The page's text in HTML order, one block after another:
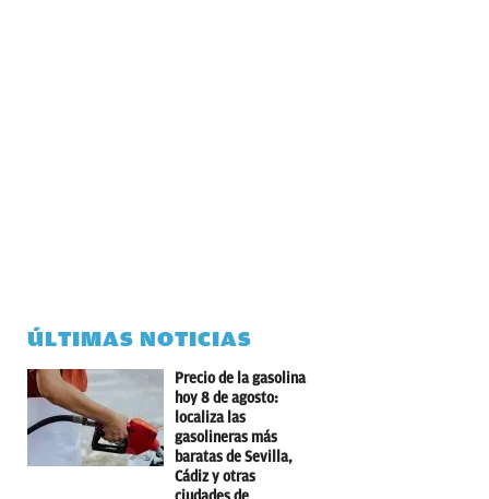
ÚLTIMAS NOTICIAS
Precio de la gasolina
hoy 8 de agosto:
localiza las
gasolineras más
baratas de Sevilla,
Cádiz y otras